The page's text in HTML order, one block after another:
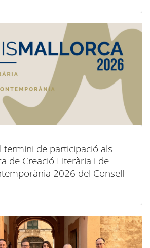
termini de participació als
de Creació Literària i de
2026 del Consell